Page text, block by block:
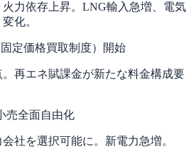
火力依存上昇。LNG輸入急増、電気
化。
定価格買取制度）開始
再エネ賦課金が新たな料金構成要
売全面自由化
社を選択可能に。新電力急増。